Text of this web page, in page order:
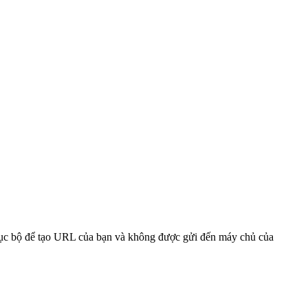
bộ để tạo URL của bạn và không được gửi đến máy chủ của